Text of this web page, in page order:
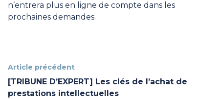
n’entrera plus en ligne de compte dans les
prochaines demandes.
Article précédent
[TRIBUNE D’EXPERT] Les clés de l’achat de
prestations intellectuelles